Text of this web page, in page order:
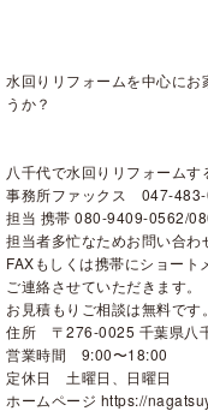
水回りリフォームを中心にお
うか？
八千代で水回りリフォーム
事務所ファックス 047-
担当 携帯 080-9409-0562/
担当者多忙なためお問い合わ
FAXもしくは携帯にショート
ご連絡させていただきます。
お見積もりご相談は無料です。
住所 〒276-0025 千葉県八
営業時間 9:00〜18:00
定休日 土曜日、日曜日
ホームページ https://